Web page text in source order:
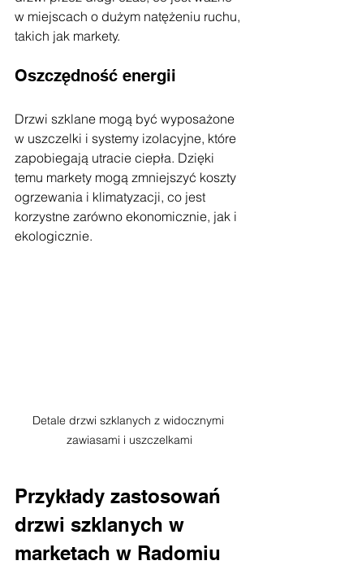
w miejscach o dużym natężeniu ruchu,
takich jak markety.
Oszczędność energii
Drzwi szklane mogą być wyposażone
w uszczelki i systemy izolacyjne, które
zapobiegają utracie ciepła. Dzięki
temu markety mogą zmniejszyć koszty
ogrzewania i klimatyzacji, co jest
korzystne zarówno ekonomicznie, jak i
ekologicznie.
Detale drzwi szklanych z widocznymi
zawiasami i uszczelkami
Przykłady zastosowań
drzwi szklanych w
marketach w Radomiu